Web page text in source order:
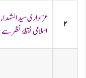
۲
عزاداری سید الشہداء
اسلامی نقطۂ نظر سے